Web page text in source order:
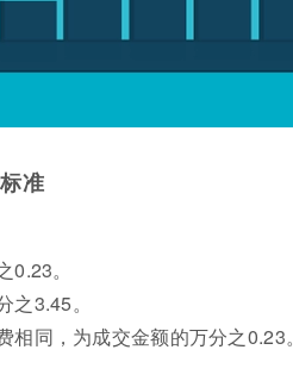
准
。
3.45。
同，为成交金额的万分之0.23。